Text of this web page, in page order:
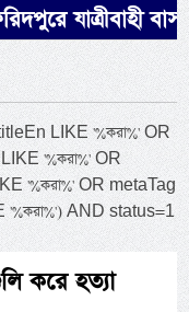
যাত্রীবাহী বাস
LIKE '%করা%' OR
'%করা%' OR
'%করা%' OR metaTag
AND status=1
করে হত্যা